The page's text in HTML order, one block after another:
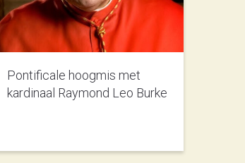
Pontificale hoogmis met
kardinaal Raymond Leo Burke